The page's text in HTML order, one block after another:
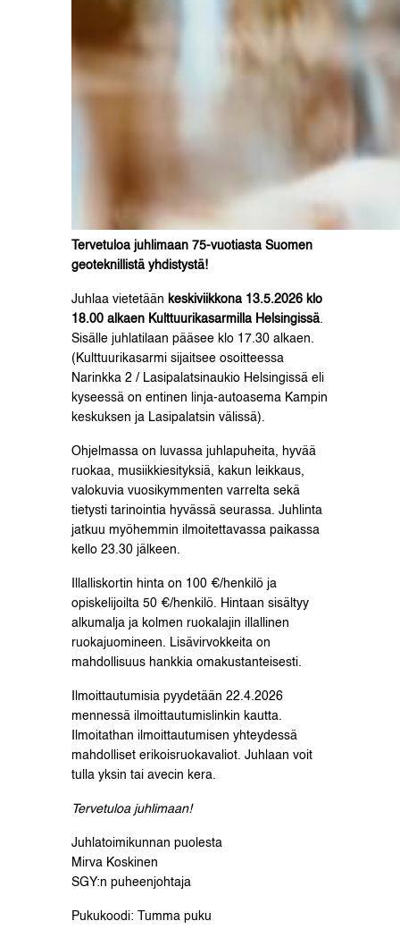
Tervetuloa juhlimaan 75-vuotiasta Suomen
geoteknillistä yhdistystä!
Juhlaa vietetään keskiviikkona 13.5.2026 klo
18.00 alkaen Kulttuurikasarmilla Helsingissä.
Sisälle juhlatilaan pääsee klo 17.30 alkaen.
(Kulttuurikasarmi sijaitsee osoitteessa
Narinkka 2 / Lasipalatsinaukio Helsingissä eli
kyseessä on entinen linja-autoasema Kampin
keskuksen ja Lasipalatsin välissä).
Ohjelmassa on luvassa juhlapuheita, hyvää
ruokaa, musiikkiesityksiä, kakun leikkaus,
valokuvia vuosikymmenten varrelta sekä
tietysti tarinointia hyvässä seurassa. Juhlinta
jatkuu myöhemmin ilmoitettavassa paikassa
kello 23.30 jälkeen.
Illalliskortin hinta on 100 €/henkilö ja
opiskelijoilta 50 €/henkilö. Hintaan sisältyy
alkumalja ja kolmen ruokalajin illallinen
ruokajuomineen. Lisävirvokkeita on
mahdollisuus hankkia omakustanteisesti.
Ilmoittautumisia pyydetään 22.4.2026
mennessä ilmoittautumislinkin kautta.
Ilmoitathan ilmoittautumisen yhteydessä
mahdolliset erikoisruokavaliot. Juhlaan voit
tulla yksin tai avecin kera.
Tervetuloa juhlimaan!
Juhlatoimikunnan puolesta
Mirva Koskinen
SGY:n puheenjohtaja
Pukukoodi: Tumma puku